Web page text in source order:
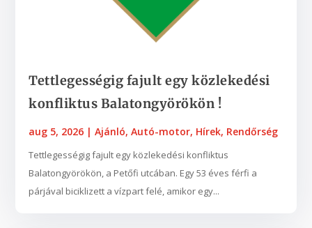
Tettlegességig fajult egy közlekedési
konfliktus Balatongyörökön !
aug 5, 2026 |Ajánló,Autó-motor, Hírek, Rendőrség
Tettlegességig fajult egy közlekedési konfliktus
Balatongyörökön, a Petőfi utcában. Egy 53 éves férfi a
párjával biciklizett a vízpart felé, amikor egy...